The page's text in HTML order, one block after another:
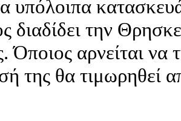
υπόλοιπα
διαδίδει την
Όποιος αρνείται να
της θα τιμωρηθεί